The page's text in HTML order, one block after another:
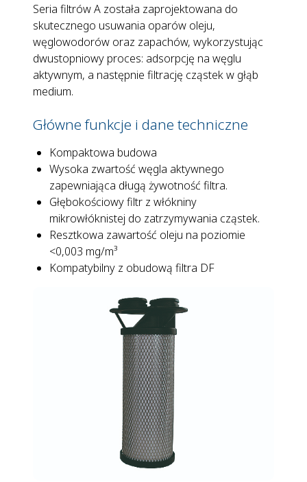
Seria filtrów A została zaprojektowana do
skutecznego usuwania oparów oleju,
węglowodorów oraz zapachów, wykorzystując
dwustopniowy proces: adsorpcję na węglu
aktywnym, a następnie filtrację cząstek w głąb
medium.
Główne funkcje i dane techniczne
Kompaktowa budowa
Wysoka zwartość węgla aktywnego
zapewniająca długą żywotność filtra.
Głębokościowy filtr z włókniny
mikrowłóknistej do zatrzymywania cząstek.
Resztkowa zawartość oleju na poziomie
<0,003 mg/m³
Kompatybilny z obudową filtra DF